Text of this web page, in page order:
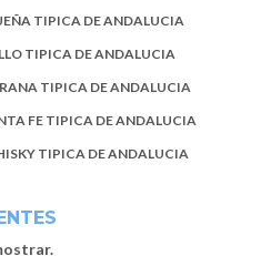
TIPICA DE ANDALUCIA
TIPICA DE ANDALUCIA
TIPICA DE ANDALUCIA
FE TIPICA DE ANDALUCIA
TIPICA DE ANDALUCIA